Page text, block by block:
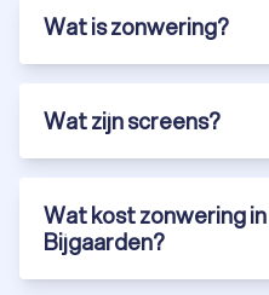
Wat is zonwering?
Wat zijn screens?
Wat kost zonwering
Bijgaarden?